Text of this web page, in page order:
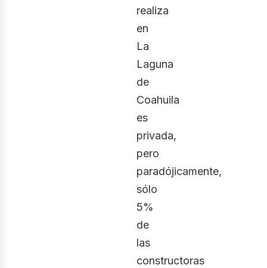
realiza
en
La
Laguna
de
Coahuila
es
privada,
pero
paradójicamente,
sólo
5%
de
las
constructoras